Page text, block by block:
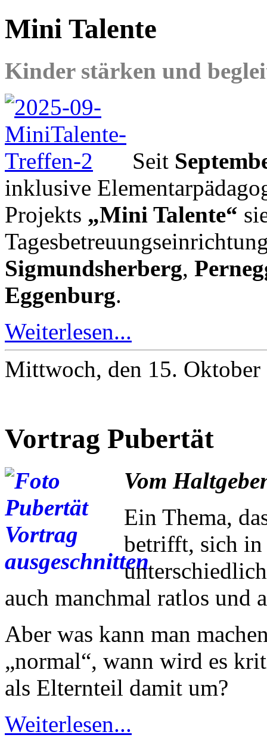
Mini Talente
Kinder stärken und
Seit
inklusive
Projekts „Mini Talente“
Sigmundsherberg,
Eggenburg.
Weiterlesen...
Mittwoch, den 15.
Vortrag Pubertät
Vom
Ein Thema,
betrifft, sich in
auch manchmal ratlos und
Aber was kann man
„normal“, wann wird es
als Elternteil damit um?
Weiterlesen...